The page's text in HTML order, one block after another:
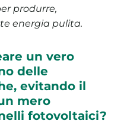
produrre,
energia pulita.
un vero
delle
evitando il
mero
fotovoltaici?